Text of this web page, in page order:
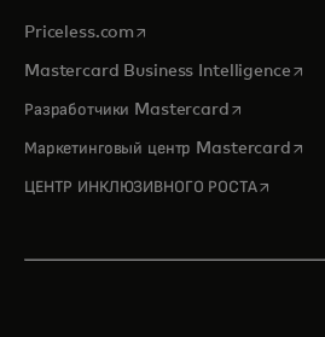
Priceless.com opens in a new tab
Mastercard Business Intelligence
Разработчики Mastercardopens in a
Маркетинговый центр Mastercard
ЦЕНТР ИНКЛЮЗИВНОГО РОСТАopens